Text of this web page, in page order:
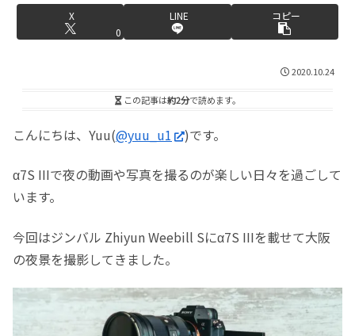
X
0
LINE コピー
2020.10.24
この記事は約2分で読めます。
こんにちは、Yuu(@yuu_u1 )です。
α7S IIIで夜の動画や写真を撮るのが楽しい日々を過ごして
います。
今回はジンバル Zhiyun Weebill Sにα7S IIIを載せて大阪
の夜景を撮影してきました。